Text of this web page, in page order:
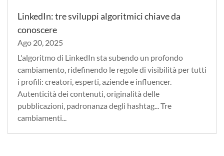
LinkedIn: tre sviluppi algoritmici chiave da
conoscere
Ago 20, 2025
L'algoritmo di LinkedIn sta subendo un profondo
cambiamento, ridefinendo le regole di visibilità per tutti
i profili: creatori, esperti, aziende e influencer.
Autenticità dei contenuti, originalità delle
pubblicazioni, padronanza degli hashtag... Tre
cambiamenti...